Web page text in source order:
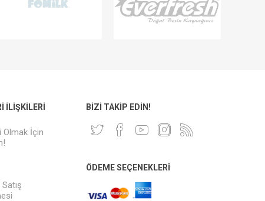
İLIŞKILERI
Olmak İçin
BIZI TAKIP EDIN!
ÖDEME SEÇENEKLERI